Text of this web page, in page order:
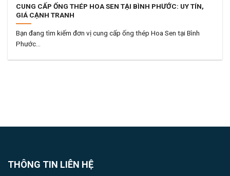
CUNG CẤP ỐNG THÉP HOA SEN TẠI BÌNH PHƯỚC: UY TÍN,
GIÁ CẠNH TRANH
Bạn đang tìm kiếm đơn vị cung cấp ống thép Hoa Sen tại Bình
Phước...
THÔNG TIN LIÊN HỆ